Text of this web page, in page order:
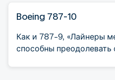
Boeing 787-10
Как и 787-9, «Лайнеры
способны